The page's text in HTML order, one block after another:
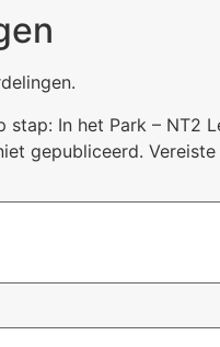
stap: In het Park – NT2
gepubliceerd.